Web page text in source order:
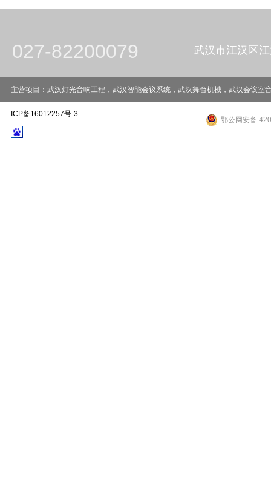
027-82200079 武汉市江汉区
主营项目：武汉灯光音响工程，武汉智能会议系统，武汉舞台机械，武汉会议
ICP备16012257号-3
鄂公网安备